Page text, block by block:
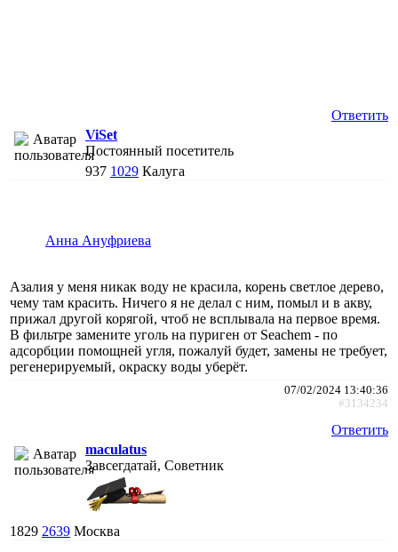
Ответить
ViSet
Постоянный посетитель
937 1029 Калуга
Анна Ануфриева
Азалия у меня никак воду не красила, корень светлое дерево,
чему там красить. Ничего я не делал с ним, помыл и в акву,
прижал другой корягой, чтоб не всплывала на первое время.
В фильтре замените уголь на пуриген от Seachem - по
адсорбции помощней угля, пожалуй будет, замены не требует,
регенерируемый, окраску воды уберёт.
07/02/2024 13:40:36
#3134234
Ответить
maculatus
Завсегдатай, Советник
1829 2639 Москва